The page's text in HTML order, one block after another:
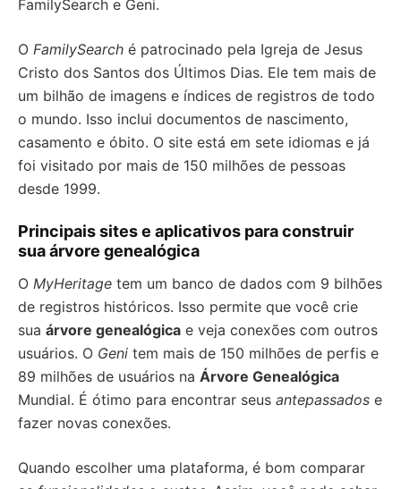
FamilySearch e Geni.
O FamilySearch é patrocinado pela Igreja de Jesus
Cristo dos Santos dos Últimos Dias. Ele tem mais de
um bilhão de imagens e índices de registros de todo
o mundo. Isso inclui documentos de nascimento,
casamento e óbito. O site está em sete idiomas e já
foi visitado por mais de 150 milhões de pessoas
desde 1999.
Principais sites e aplicativos para construir
sua árvore genealógica
O MyHeritage tem um banco de dados com 9 bilhões
de registros históricos. Isso permite que você crie
sua árvore genealógica e veja conexões com outros
usuários. O Geni tem mais de 150 milhões de perfis e
89 milhões de usuários na Árvore Genealógica
Mundial. É ótimo para encontrar seus antepassados e
fazer novas conexões.
Quando escolher uma plataforma, é bom comparar